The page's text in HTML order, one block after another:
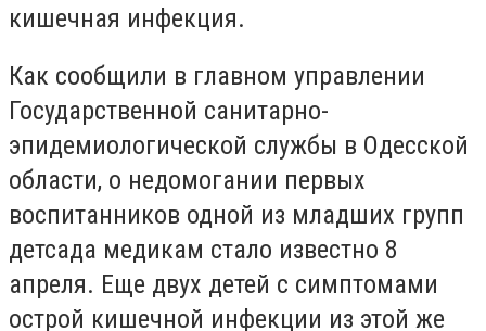
кишечная инфекция.
Как сообщили в главном управлении
Государственной санитарно-
эпидемиологической службы в Одесской
области, о недомогании первых
воспитанников одной из младших групп
детсада медикам стало известно 8
апреля. Еще двух детей с симптомами
острой кишечной инфекции из этой же